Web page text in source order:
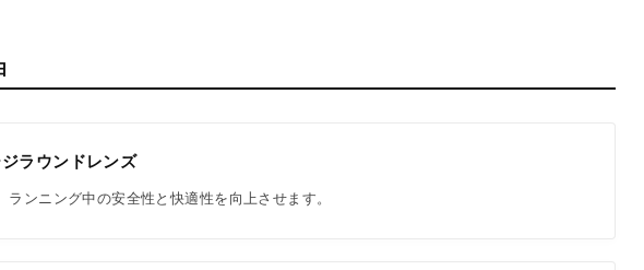
ラウンドレンズ
ンニング中の安全性と快適性を向上させます。